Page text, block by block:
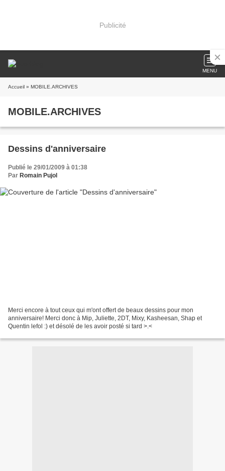
Publicité
MENU
Accueil » MOBILE.ARCHIVES
MOBILE.ARCHIVES
Dessins d'anniversaire
Publié le 29/01/2009 à 01:38
Par Romain Pujol
Merci encore à tout ceux qui m'ont offert de beaux dessins pour mon
anniversaire! Merci donc à Mip, Juliette, 2DT, Mixy, Kasheesan, Shap et
Quentin lefol :) et désolé de les avoir posté si tard >.<